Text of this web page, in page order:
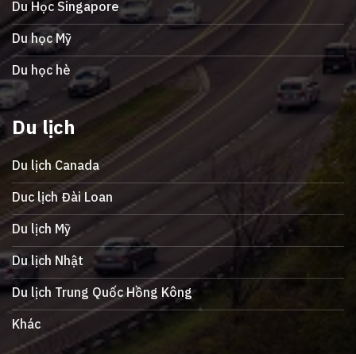
Du Học Singapore
Du học Mỹ
Du học hè
Du lịch
Du lịch Canada
Duc lịch Đài Loan
Du lịch Mỹ
Du lịch Nhật
Du lịch Trung Quốc Hồng Kông
Khác